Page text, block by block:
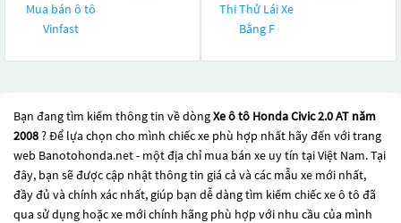
Mua bán ô tô
Vinfast
Thi Thử Lái Xe
Bằng F
Bạn đang tìm kiếm thông tin về dòngXe ô tô Honda Civic 2.0 AT năm
2008? Để lựa chọn cho mình chiếc xe phù hợp nhất hãy đến với trang
web Banotohonda.net - một địa chỉ mua bán xe uy tín tại Việt Nam. Tại
đây, bạn sẽ được cập nhật thông tin giá cả và các mẫu xe mới nhất,
đầy đủ và chính xác nhất, giúp bạn dễ dàng tìm kiếm chiếc xe ô tô đã
qua sử dụng hoặc xe mới chính hãng phù hợp với nhu cầu của mình